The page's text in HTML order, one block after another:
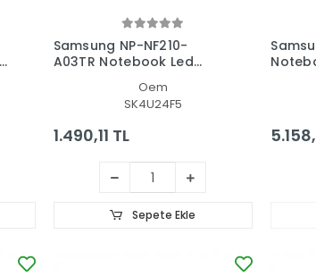
Samsung NP-NF210-
A03TR Notebook Led
Oem
SK4U24F5
1.490,11 TL
Sepete Ekle